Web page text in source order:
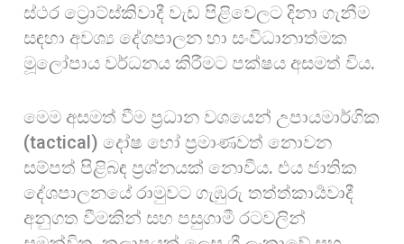
ස්ථර ට්‍රොට්ස්කිවාදී වැඩ පිළිවෙලට දිනා ගැනීම
සඳහා අවශ්‍ය දේශපාලන හා සංවිධානාත්මක
මූලෝපාය වර්ධනය කිරීමට පක්ෂය අසමත් විය.
මෙම අසමත් වීම ප්‍රධාන වශයෙන් උපායමාර්ගික
(tactical) දෝෂ හෝ ප්‍රමාණවත් නොවන
සම්පත් පිළිබඳ ප්‍රශ්නයක් නොවීය. එය ජාතික
දේශපාලනයේ රාමුවට ගැඹුරු තත්ත්කාර්‍යවාදී
අනුගත වීමකින් සහ පසුගාමී රටවලින්